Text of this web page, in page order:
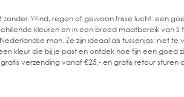
Wind, regen of gewoon frisse lucht: een
kleuren en in een breed maatbereik van S
man. Ze zijn ideaal als tussenjas: niet te
kleur die bij je past en ontdek hoe fijn een goed
verzending vanaf €25,- en gratis retour sturen